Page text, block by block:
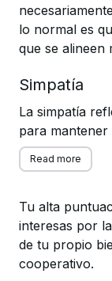
lo normal es
que se alineen
Simpatía
La simpatía
para
Read more
Tu alta
interesas por
de tu propio
cooperativo.